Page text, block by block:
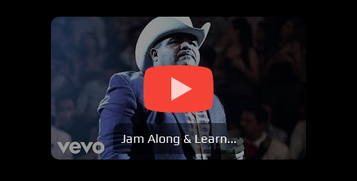
Jam Along & Learn...